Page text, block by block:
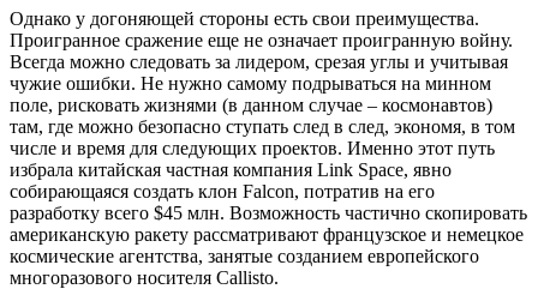
Однако у догоняющей стороны есть свои преимущества.
Проигранное сражение еще не означает проигранную войну.
Всегда можно следовать за лидером, срезая углы и учитывая
чужие ошибки. Не нужно самому подрываться на минном
поле, рисковать жизнями (в данном случае – космонавтов)
там, где можно безопасно ступать след в след, экономя, в том
числе и время для следующих проектов. Именно этот путь
избрала китайская частная компания Link Space, явно
собирающаяся создать клон Falcon, потратив на его
разработку всего $45 млн. Возможность частично скопировать
американскую ракету рассматривают французское и немецкое
космические агентства, занятые созданием европейского
многоразового носителя Callisto.